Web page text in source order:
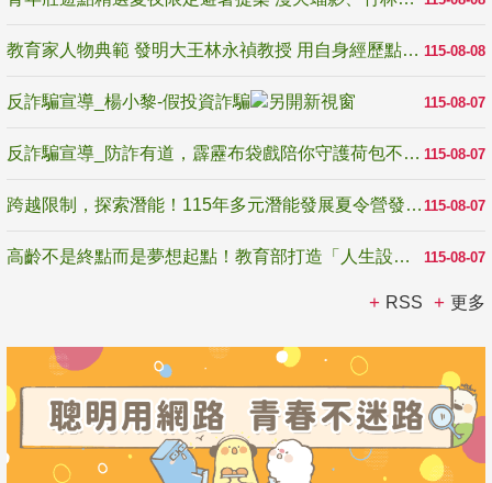
115-08-08
教育家人物典範 發明大王林永禎教授 用自身經歷點亮學生的路
115-08-07
反詐騙宣導_楊小黎-假投資詐騙
115-08-07
反詐騙宣導_防詐有道，霹靂布袋戲陪你守護荷包不受騙
115-08-07
跨越限制，探索潛能！115年多元潛能發展夏令營發掘生命無限可能
115-08-07
高齡不是終點而是夢想起點！教育部打造「人生設計夢工場」 參展第3屆高齡健康產業博覽會
RSS 更多